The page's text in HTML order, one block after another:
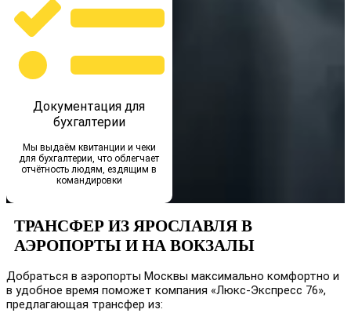
Документация для
бухгалтерии
Мы выдаём квитанции и чеки
для бухгалтерии, что облегчает
отчётность людям, ездящим в
командировки
ТРАНСФЕР ИЗ ЯРОСЛАВЛЯ В
АЭРОПОРТЫ И НА ВОКЗАЛЫ
Добраться в аэропорты Москвы максимально комфортно и
в удобное время поможет компания «Люкс-Экспресс 76»,
предлагающая трансфер из: